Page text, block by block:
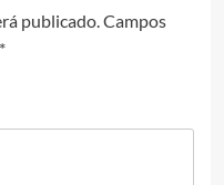
publicado. Campos
*